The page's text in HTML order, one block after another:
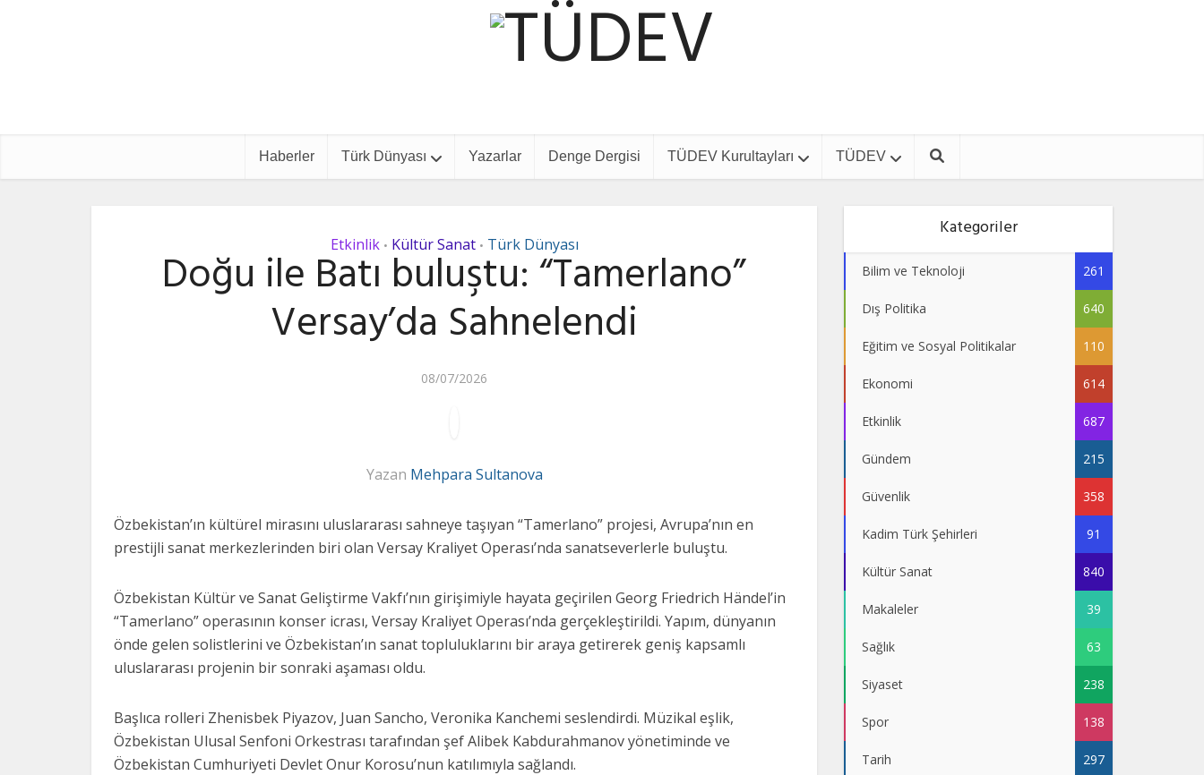
Haberler Türk Dünyası Yazarlar Denge Dergisi TÜDEV Kurultayları TÜDEV
Etkinlik • Kültür Sanat • Türk Dünyası
Doğu ile Batı buluştu: “Tamerlano”
Versay’da Sahnelendi
08/07/2026
Yazan Mehpara Sultanova
Özbekistan’ın kültürel mirasını uluslararası sahneye taşıyan “Tamerlano” projesi, Avrupa’nın en
prestijli sanat merkezlerinden biri olan Versay Kraliyet Operası’nda sanatseverlerle buluştu.
Özbekistan Kültür ve Sanat Geliştirme Vakfı’nın girişimiyle hayata geçirilen Georg Friedrich Händel’in
“Tamerlano” operasının konser icrası, Versay Kraliyet Operası’nda gerçekleştirildi. Yapım, dünyanın
önde gelen solistlerini ve Özbekistan’ın sanat topluluklarını bir araya getirerek geniş kapsamlı
uluslararası projenin bir sonraki aşaması oldu.
Başlıca rolleri Zhenisbek Piyazov, Juan Sancho, Veronika Kanchemi seslendirdi. Müzikal eşlik,
Özbekistan Ulusal Senfoni Orkestrası tarafından şef Alibek Kabdurahmanov yönetiminde ve
Özbekistan Cumhuriyeti Devlet Onur Korosu’nun katılımıyla sağlandı.
Kategoriler
Bilim ve Teknoloji 261
Dış Politika 640
Eğitim ve Sosyal Politikalar 110
Ekonomi 614
Etkinlik 687
Gündem 215
Güvenlik 358
Kadim Türk Şehirleri 91
Kültür Sanat 840
Makaleler 39
Sağlık 63
Siyaset 238
Spor 138
Tarih 297